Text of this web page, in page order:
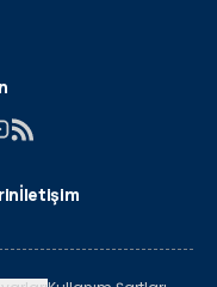
İletişim